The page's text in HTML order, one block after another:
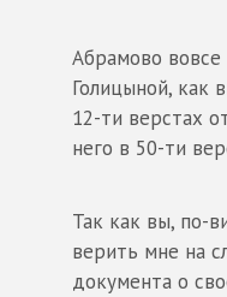
Абрамово вовсе
Голицыной, как
12-ти верстах
него в 50-ти
Так как вы, по-
верить мне на
документа о